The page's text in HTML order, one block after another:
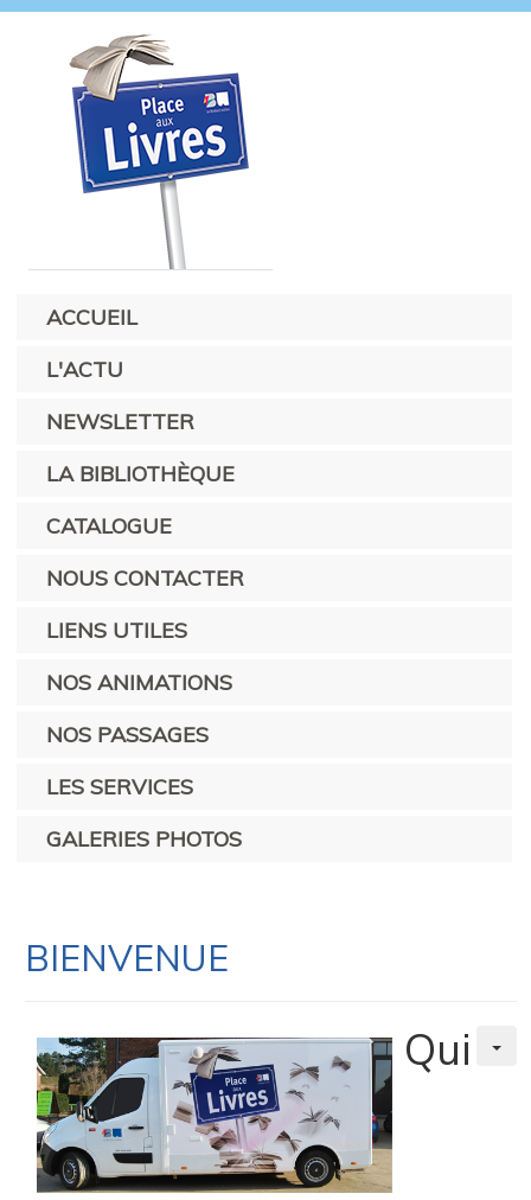
ACCUEIL
L'ACTU
NEWSLETTER
LA BIBLIOTHÈQUE
CATALOGUE
NOUS CONTACTER
LIENS UTILES
NOS ANIMATIONS
NOS PASSAGES
LES SERVICES
GALERIES PHOTOS
BIENVENUE
Qui